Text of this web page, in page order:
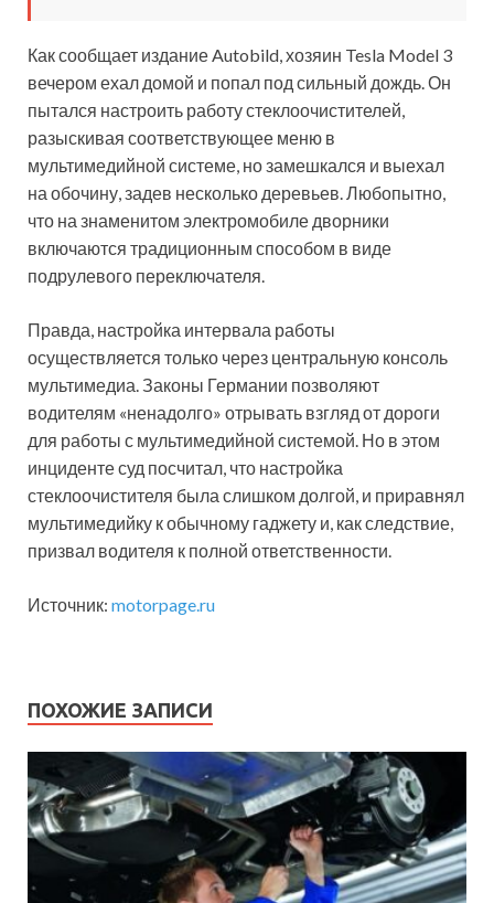
Как сообщает издание Autobild, хозяин Tesla Model 3
вечером ехал домой и попал под сильный дождь. Он
пытался настроить работу стеклоочистителей,
разыскивая соответствующее меню в
мультимедийной системе, но замешкался и выехал
на обочину, задев несколько деревьев. Любопытно,
что на знаменитом электромобиле дворники
включаются традиционным способом в виде
подрулевого переключателя.
Правда, настройка интервала работы
осуществляется только через центральную консоль
мультимедиа. Законы Германии позволяют
водителям «ненадолго» отрывать взгляд от дороги
для работы с мультимедийной системой. Но в этом
инциденте суд посчитал, что настройка
стеклоочистителя была слишком долгой, и приравнял
мультимедийку к обычному гаджету и, как следствие,
призвал водителя к полной ответственности.
Источник: motorpage.ru
ПОХОЖИЕ ЗАПИСИ